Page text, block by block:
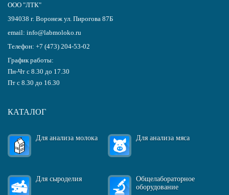
ООО "ЛТК"
394038 г. Воронеж ул. Пирогова 87Б
email: info@labmoloko.ru
Телефон: +7 (473) 204-53-02
График работы:
Пн-Чт с 8.30 до 17.30
Пт с 8.30 до 16.30
КАТАЛОГ
Для анализа молока Для анализа мяса
Для сыроделия
Общелабораторное
оборудование